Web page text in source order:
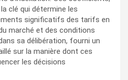
clé qui détermine les
significatifs des tarifs en
marché et des conditions
sa délibération, fourni un
sur la manière dont ces
les décisions